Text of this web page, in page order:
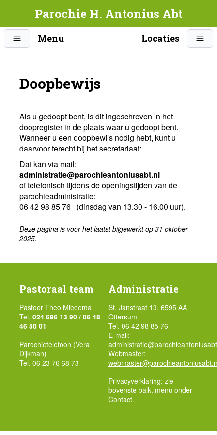
Parochie H. Antonius Abt
Menu Locaties
Doopbewijs
Als u gedoopt bent, is dit ingeschreven in het
doopregister in de plaats waar u gedoopt bent.
Wanneer u een doopbewijs nodig hebt, kunt u
daarvoor terecht bij het secretariaat:
Dat kan via mail:
administratie@parochieantoniusabt.nl
of telefonisch tijdens de openingstijden van de
parochieadministratie:
06 42 98 85 76 (dinsdag van 13.30 - 16.00 uur).
Deze pagina is voor het laatst bijgewerkt op 31 oktober
2025.
Pastoraal team
Pastoor Theo Miedema
Tel. 024 696 13 90 / 06 48
46 50 01
Parochietelefoon (Vera
Dijkman)
Tel. 06 23 76 68 73
Administratie
St. Janstraat 13, 6595 AA
Ottersum
Tel. 06 42 98 85 76
E-mail:
Webmaster:
Privacyverklaring: zie
bovenste balk, menu onder
Contact.